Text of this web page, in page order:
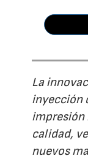
La
inyección
impresión
calidad,
nuevos